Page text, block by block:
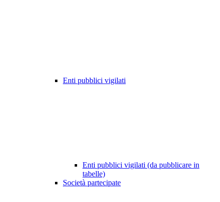
Enti pubblici vigilati
Enti pubblici vigilati (da pubblicare in
tabelle)
Società partecipate